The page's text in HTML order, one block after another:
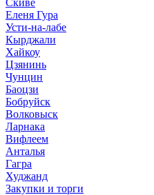
Скиве
Еленя Гура
Усти-на-лабе
Кырджали
Хайкоу
Цзянинь
Чунцин
Баоцзи
Бобруйск
Волковыск
Ларнака
Вифлеем
Анталья
Гагра
Худжанд
Закупки и торги